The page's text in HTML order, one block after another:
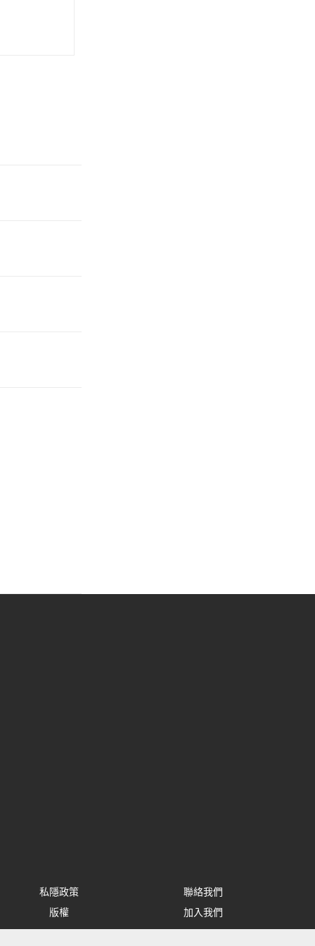
私隱政策
聯絡我們
版權
加入我們